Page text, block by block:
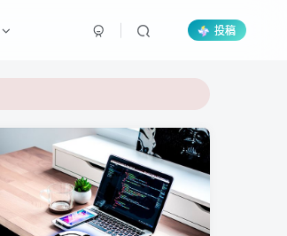
投稿